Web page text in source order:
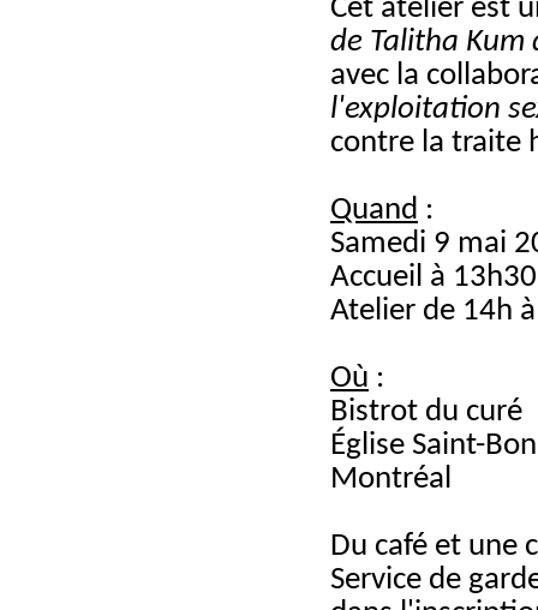
Cet atelier est
de Talitha
avec la
l'exploitation
contre la traite
Quand :
Samedi 9 mai
Accueil à 13h30
Atelier de 14h
Où :
Bistrot du curé
Église Saint-
Montréal
Du café et une
Service de